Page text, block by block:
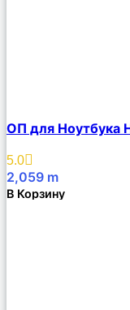
Описание
Избранное
ОП для Ноутбука
5.0
2,059 m
В Корзину